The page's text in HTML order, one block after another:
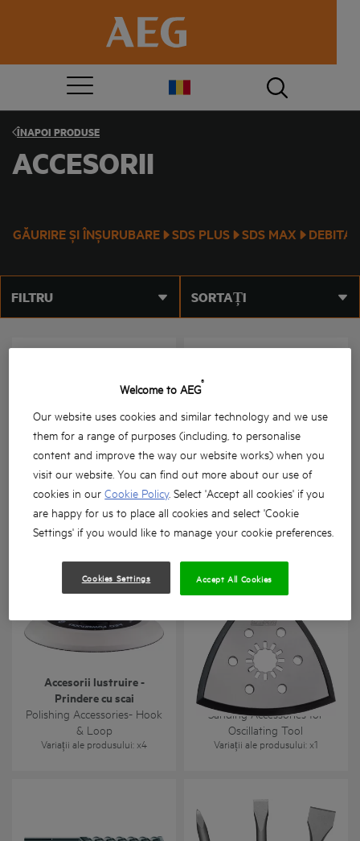
ÎNAPOI PRODUSE
ACCESORII
GĂURIRE ȘI ÎNȘURUBARE SDS PLUS SDS MAX
FILTRU SORTAȚI
Accesoriu atașat pentru
gips-carton
BTS-BSA
Variații ale produsului : x1
Burghie diamantate pentru
zidărie
Masonry Drill Bits
Variații ale produsului
Accesorii lustruire -
Prindere cu scai
Polishing Accessories- Hook
& Loop
Variații ale produsului: x4
Accesorii șlefuire pentru
unealta oscilantă
Sanding Accessories for
Oscillating Tool
Variații ale produsului: x1
Welcome to AEG®
Our website uses cookies and similar technology and we use
them for a range of purposes (including, to personalise
content and improve the way our website works) when you
visit our website. You can find out more about our use of
cookies in ourCookie Policy. Select 'Accept all cookies' if you
are happy for us to place all cookies and select 'Cookie
Settings' if you would like to manage your cookie preferences.
Cookies Settings Accept All Cookies